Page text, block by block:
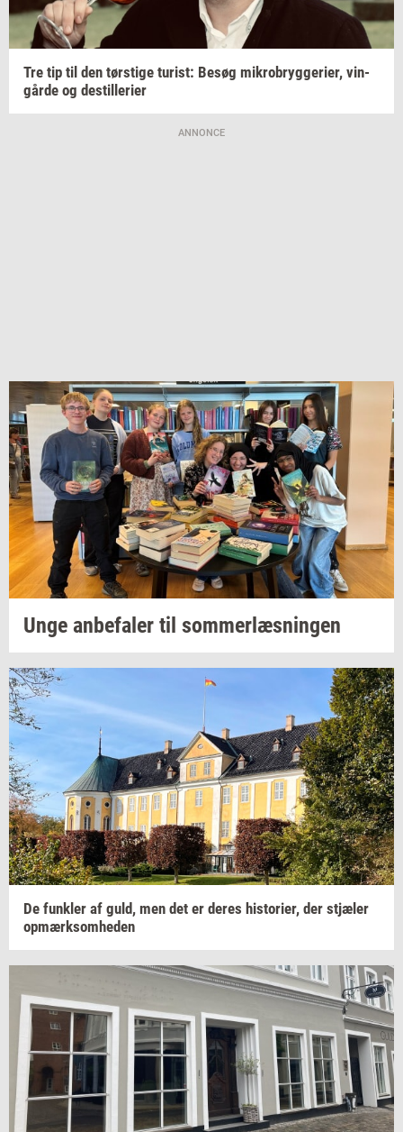
Tre tip til den tørsti­ge turist: Besøg mi­kro­bryg­ge­ri­er, vin­
går­de og destil­le­ri­er
ANNONCE
Unge an­be­fa­ler til som­mer­læs­nin­gen
De funk­ler af guld, men det er deres hi­sto­ri­er, der stjæ­ler
op­mærk­som­he­den